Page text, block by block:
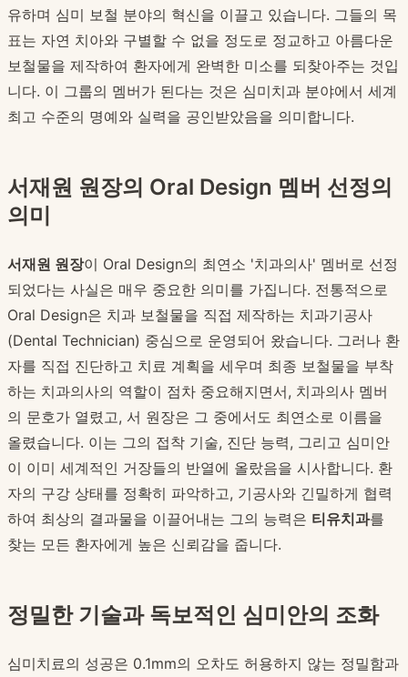
유하며 심미 보철 분야의 혁신을 이끌고 있습니다. 그들의 목
표는 자연 치아와 구별할 수 없을 정도로 정교하고 아름다운
보철물을 제작하여 환자에게 완벽한 미소를 되찾아주는 것입
니다. 이 그룹의 멤버가 된다는 것은 심미치과 분야에서 세계
최고 수준의 명예와 실력을 공인받았음을 의미합니다.
서재원 원장의 Oral Design 멤버 선정의
의미
서재원 원장이 Oral Design의 최연소 '치과의사' 멤버로 선정
되었다는 사실은 매우 중요한 의미를 가집니다. 전통적으로
Oral Design은 치과 보철물을 직접 제작하는 치과기공사
(Dental Technician) 중심으로 운영되어 왔습니다. 그러나 환
자를 직접 진단하고 치료 계획을 세우며 최종 보철물을 부착
하는 치과의사의 역할이 점차 중요해지면서, 치과의사 멤버
의 문호가 열렸고, 서 원장은 그 중에서도 최연소로 이름을
올렸습니다. 이는 그의 접착 기술, 진단 능력, 그리고 심미안
이 이미 세계적인 거장들의 반열에 올랐음을 시사합니다. 환
자의 구강 상태를 정확히 파악하고, 기공사와 긴밀하게 협력
하여 최상의 결과물을 이끌어내는 그의 능력은 티유치과를
찾는 모든 환자에게 높은 신뢰감을 줍니다.
정밀한 기술과 독보적인 심미안의 조화
심미치료의 성공은 0.1mm의 오차도 허용하지 않는 정밀함과